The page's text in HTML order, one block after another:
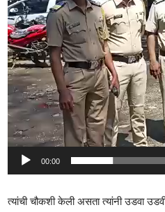
00:00
त्यांची चौकशी केली असता त्यांनी उडवा